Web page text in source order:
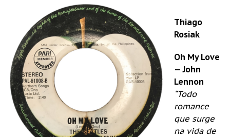
Thiago
Rosiak
Oh My Love
— John
Lennon
“Todo
romance
que surge
na vida de